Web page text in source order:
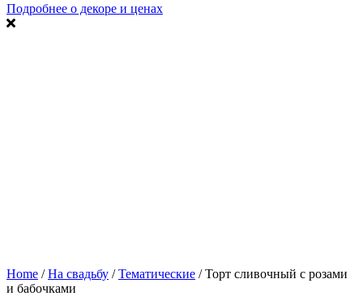
Подробнее о декоре и ценах
Home /На свадьбу /Тематические / Торт сливочный с розами
и бабочками